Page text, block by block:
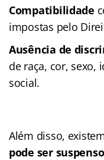
Compatibilidade
impostas pelo
Ausência de
de raça, cor, sexo,
social.
Além disso,
pode ser